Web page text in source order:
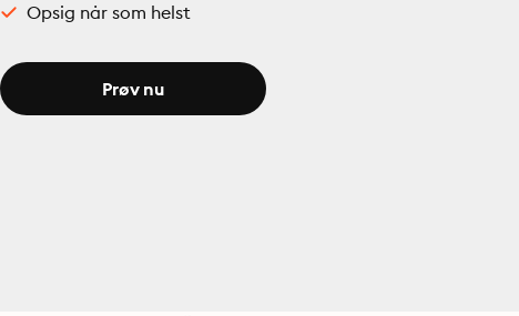
Opsig når som helst
Prøv nu